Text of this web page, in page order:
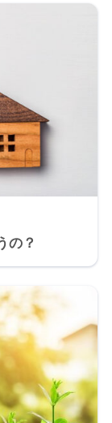
の？